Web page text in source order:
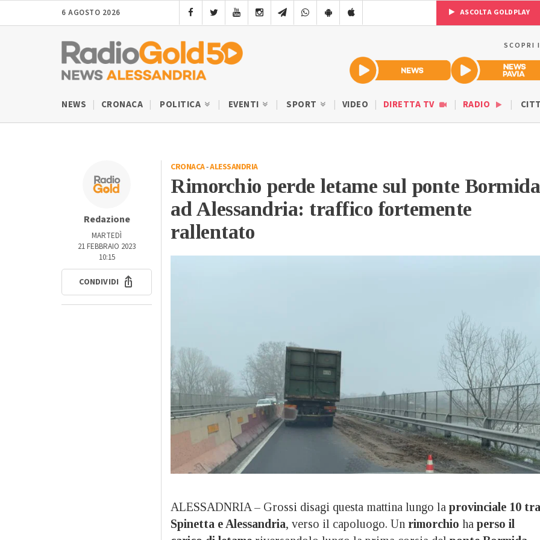
6 AGOSTO 2026 ASCOLTA GOLDPLAY
SCOPRI
NEWS CRONACA POLITICA EVENTI SPORT VIDEO DIRETTA TV RADIO
Redazione
MARTEDÌ
21 FEBBRAIO 2023
10:15
CONDIVIDI
CRONACA-ALESSANDRIA
Rimorchio perde letame sul ponte Bormida
ad Alessandria: traffico fortemente
rallentato
ALESSADNRIA – Grossi disagi questa mattina lungo la provinciale 10 tra
Spinetta e Alessandria, verso il capoluogo. Un rimorchio ha perso il